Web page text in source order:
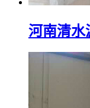
河南清水